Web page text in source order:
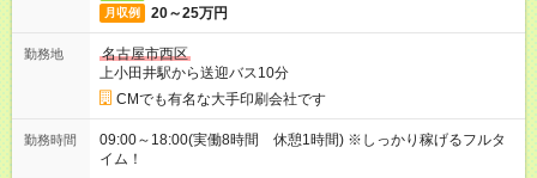
月収例 20～25万円
勤務地
名古屋市西区
上小田井駅から送迎バス10分
CMでも有名な大手印刷会社です
勤務時間
09:00～18:00(実働8時間 休憩1時間) ※しっかり稼げるフルタ
イム！